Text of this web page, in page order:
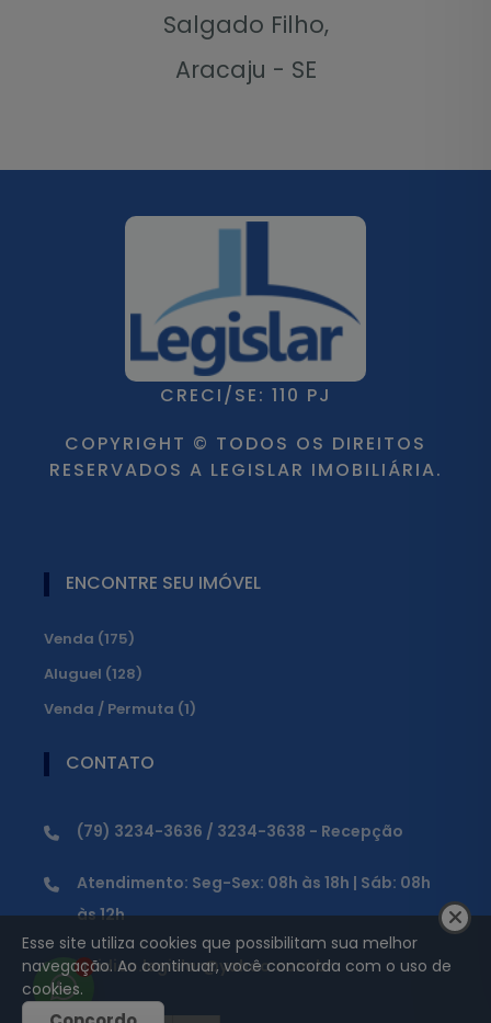
Salgado Filho,
Aracaju - SE
CRECI/SE: 110 PJ
COPYRIGHT © TODOS OS DIREITOS
RESERVADOS A LEGISLAR IMOBILIÁRIA.
ENCONTRE SEU IMÓVEL
Venda (175)
Aluguel (128)
Venda / Permuta (1)
CONTATO
(79) 3234-3636 / 3234-3638 - Recepção
Atendimento: Seg-Sex: 08h às 18h | Sáb: 08h
às 12h
juridico.legislar@yahoo.com.br
1
Esse site utiliza cookies que possibilitam sua melhor
navegação. Ao continuar, você concorda com o uso de
cookies.